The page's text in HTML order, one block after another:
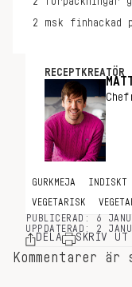
2 msk finhackad
RECEPTKREATÖR
GURKMEJA INDISKT
VEGETARISK
PUBLICERAD: 6
UPPDATERAD: 2
DELA SKRIV UT
Kommentarer är